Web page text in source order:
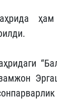
ҳам